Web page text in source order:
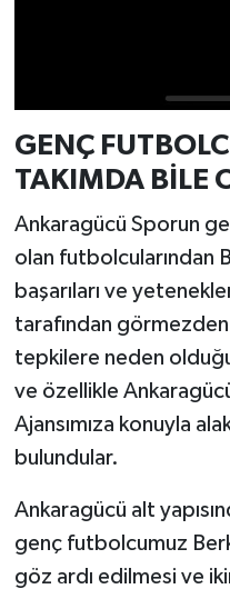
GENÇ
TAKIMDA BİLE
Ankaragücü Sporun
olan futbolcularından
başarıları ve
tarafından
tepkilere neden
ve özellikle
Ajansımıza konuyla
bulundular.
Ankaragücü alt
genç futbolcumuz
göz ardı edilmesi ve